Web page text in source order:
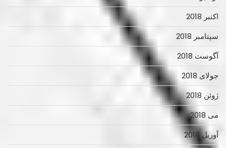
اکتبر 2018
سپتامبر 2018
آگوست 2018
جولای 2018
ژوئن 2018
می 2018
آوریل 2018